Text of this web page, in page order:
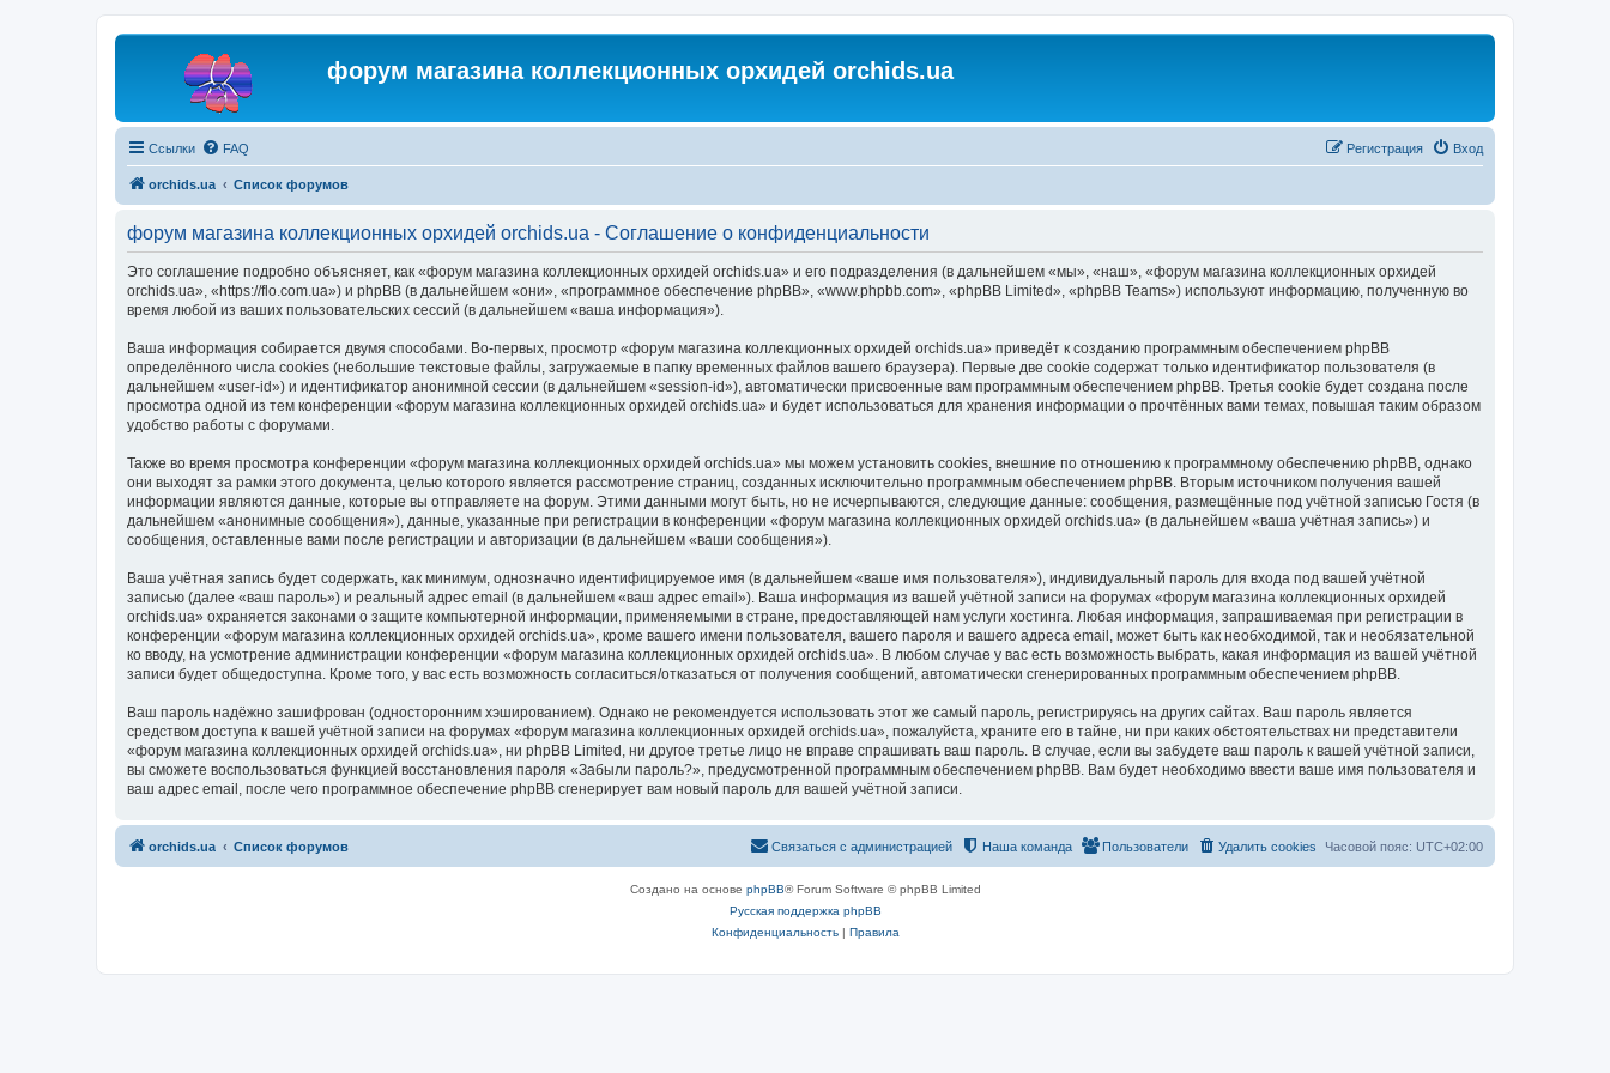
форум магазина коллекционных орхидей orchids.ua
Ссылки FAQ Вход
Регистрация
orchids.ua Список форумов
форум магазина коллекционных орхидей orchids.ua - Соглашение о конфиденциальности
Это соглашение подробно объясняет, как «форум магазина коллекционных орхидей orchids.ua» и его подразделения (в дальнейшем «мы», «наш», «форум магазина коллекционных орхидей
orchids.ua», «https://flo.com.ua») и phpBB (в дальнейшем «они», «программное обеспечение phpBB», «www.phpbb.com», «phpBB Limited», «phpBB Teams») используют информацию, полученную во
время любой из ваших пользовательских сессий (в дальнейшем «ваша информация»).
Ваша информация собирается двумя способами. Во-первых, просмотр «форум магазина коллекционных орхидей orchids.ua» приведёт к созданию программным обеспечением phpBB
определённого числа cookies (небольшие текстовые файлы, загружаемые в папку временных файлов вашего браузера). Первые две cookie содержат только идентификатор пользователя (в
дальнейшем «user-id») и идентификатор анонимной сессии (в дальнейшем «session-id»), автоматически присвоенные вам программным обеспечением phpBB. Третья cookie будет создана после
просмотра одной из тем конференции «форум магазина коллекционных орхидей orchids.ua» и будет использоваться для хранения информации о прочтённых вами темах, повышая таким образом
удобство работы с форумами.
Также во время просмотра конференции «форум магазина коллекционных орхидей orchids.ua» мы можем установить cookies, внешние по отношению к программному обеспечению phpBB, однако
они выходят за рамки этого документа, целью которого является рассмотрение страниц, созданных исключительно программным обеспечением phpBB. Вторым источником получения вашей
информации являются данные, которые вы отправляете на форум. Этими данными могут быть, но не исчерпываются, следующие данные: сообщения, размещённые под учётной записью Гостя (в
дальнейшем «анонимные сообщения»), данные, указанные при регистрации в конференции «форум магазина коллекционных орхидей orchids.ua» (в дальнейшем «ваша учётная запись») и
сообщения, оставленные вами после регистрации и авторизации (в дальнейшем «ваши сообщения»).
Ваша учётная запись будет содержать, как минимум, однозначно идентифицируемое имя (в дальнейшем «ваше имя пользователя»), индивидуальный пароль для входа под вашей учётной
записью (далее «ваш пароль») и реальный адрес email (в дальнейшем «ваш адрес email»). Ваша информация из вашей учётной записи на форумах «форум магазина коллекционных орхидей
orchids.ua» охраняется законами о защите компьютерной информации, применяемыми в стране, предоставляющей нам услуги хостинга. Любая информация, запрашиваемая при регистрации в
конференции «форум магазина коллекционных орхидей orchids.ua», кроме вашего имени пользователя, вашего пароля и вашего адреса email, может быть как необходимой, так и необязательной
ко вводу, на усмотрение администрации конференции «форум магазина коллекционных орхидей orchids.ua». В любом случае у вас есть возможность выбрать, какая информация из вашей учётной
записи будет общедоступна. Кроме того, у вас есть возможность согласиться/отказаться от получения сообщений, автоматически сгенерированных программным обеспечением phpBB.
Ваш пароль надёжно зашифрован (односторонним хэшированием). Однако не рекомендуется использовать этот же самый пароль, регистрируясь на других сайтах. Ваш пароль является
средством доступа к вашей учётной записи на форумах «форум магазина коллекционных орхидей orchids.ua», пожалуйста, храните его в тайне, ни при каких обстоятельствах ни представители
«форум магазина коллекционных орхидей orchids.ua», ни phpBB Limited, ни другое третье лицо не вправе спрашивать ваш пароль. В случае, если вы забудете ваш пароль к вашей учётной записи,
вы сможете воспользоваться функцией восстановления пароля «Забыли пароль?», предусмотренной программным обеспечением phpBB. Вам будет необходимо ввести ваше имя пользователя и
ваш адрес email, после чего программное обеспечение phpBB сгенерирует вам новый пароль для вашей учётной записи.
orchids.ua Список форумов Часовой пояс: UTC+02:00
Удалить cookies
Пользователи
Наша команда
Связаться с администрацией
Создано на основе phpBB® Forum Software © phpBB Limited
Русская поддержка phpBB
Конфиденциальность| Правила